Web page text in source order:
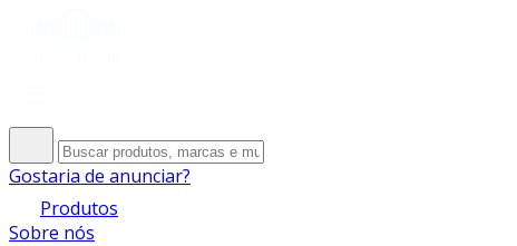
Gostaria de anunciar?
Produtos
Sobre nós